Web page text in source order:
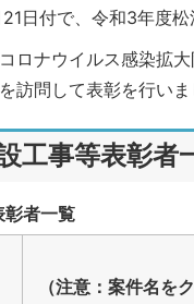
日付で、令和3年度松
ロナウイルス感染拡
訪問して表彰を行いま
工事等表彰者
者一覧
（注意：案件名を